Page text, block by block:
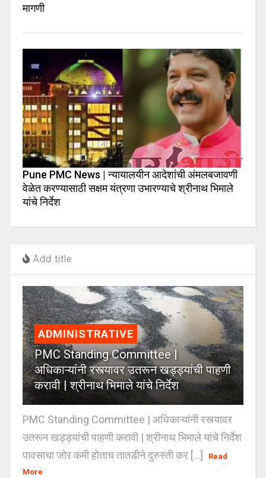
मागणी
Pune PMC News | न्यायालयीन आदेशांची अंमलबजावणी
वेळेत करण्यासाठी सक्षम यंत्रणा उभारण्याचे श्रीनाथ भिमाले
यांचे निर्देश
Add title
ADMINISTRATIVE
PMC Standing Committee |
अधिकाऱ्यांनी रस्त्यावर उतरून खड्ड्यांची पाहणी
करावी | श्रीनाथ भिमाले यांचे निर्देश
PMC Standing Committee | अधिकाऱ्यांनी रस्त्यावर
उतरून खड्ड्यांची पाहणी करावी | श्रीनाथ भिमाले यांचे निर्देश
पावसाचा जोर कमी होताच तातडीने दुरुस्ती कर [...]
Read
More